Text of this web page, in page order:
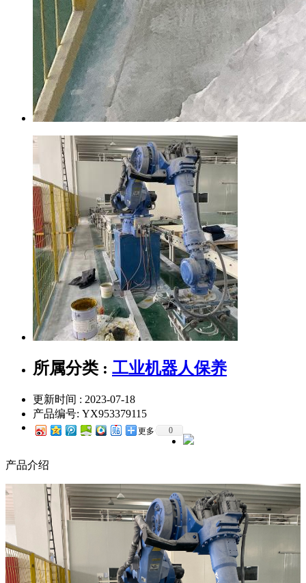
所属分类 : 工业机器人保养
更新时间 : 2023-07-18
产品编号: YX953379115
更多 0
产品介绍